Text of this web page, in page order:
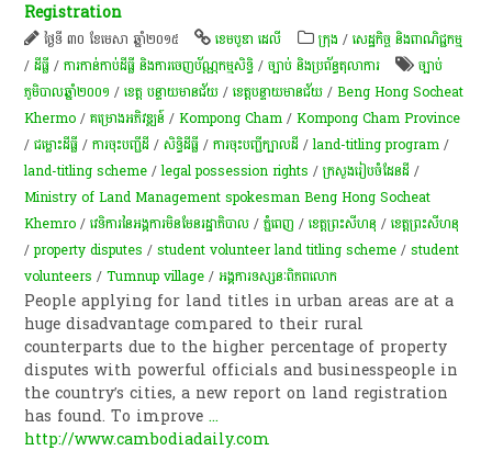
Registration
ថ្ងៃទី ៣០ ខែមេសា ឆ្នាំ២០១៥ ខេមបូឌា ដេលី ក្រុង /សេដ្ឋកិច្ច និងពាណិជ្ជកម្ម
/ដីធ្លី /ការកាន់កាប់​ដីធ្លី និង​ការចេញ​ប័ណ្ណកម្មសិទ្ធិ​ /ច្បាប់ និងប្រព័ន្ធតុលាការ
ច្បាប់
ភូមិបាលឆ្នាំ២០០១ /ខេត្ត បន្ទាយមានជ័យ /​ខេត្តបន្ទាយមានជ័យ​ /Beng Hong Socheat
Khermo /គម្រោងអភិវឌ្ឍន៍ /Kompong Cham /Kompong Cham Province
/ជម្លោះ​ដីធ្លី /ការចុះបញ្ជីដី /សិទ្ធិ​ដីធ្លី /ការចុះបញ្ជីក្បាលដី /land-titling program /
land-titling scheme /legal possession rights /ក្រសួង​រៀបចំ​ដែន​ដី /
Ministry of Land Management spokesman Beng Hong Socheat
Khemro /វេទិការនៃអង្គការមិនមែនរដ្ឋាភិបាល /ភ្នំពេញ /ខេត្ត​ព្រះសីហនុ​ /ខេត្តព្រះសីហនុ
/property disputes /student volunteer land titling scheme /student
volunteers /Tumnup village /អង្គការ​ទស្សនៈ​ពិភព​លោក
People applying for land titles in urban areas are at a
huge disadvantage compared to their rural
counterparts due to the higher percentage of property
disputes with powerful officials and businesspeople in
the country’s cities, a new report on land registration
has found. To improve...
http://www.cambodiadaily.com